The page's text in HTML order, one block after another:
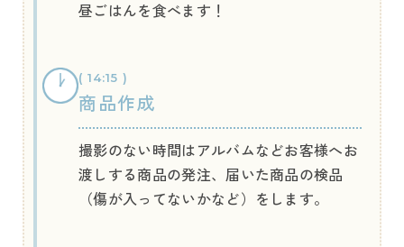
昼ごはんを食べます！
( 14:15 )
商品作成
撮影のない時間はアルバムなどお客様へお
渡しする商品の発注、届いた商品の検品
（傷が入ってないかなど）をします。